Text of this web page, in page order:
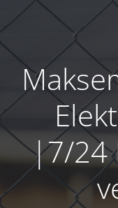
‎|7/24